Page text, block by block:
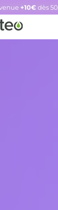
+10€ dès
voir l'offre